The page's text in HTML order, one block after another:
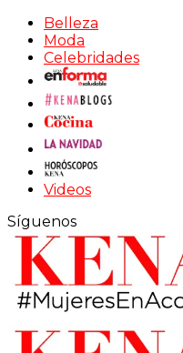
Belleza
Moda
Celebridades
Videos
Síguenos